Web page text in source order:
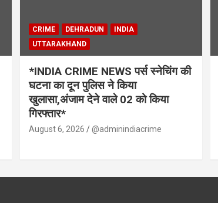
CRIME DEHRADUN
INDIA
UTTARAKHAND
*INDIA CRIME NEWS पर्स स्नेचिंग की
घटना का दून पुलिस ने किया
खुलासा,अंजाम देने वाले 02 को किया
गिरफ्तार*
August 6, 2026 @adminindiacrime